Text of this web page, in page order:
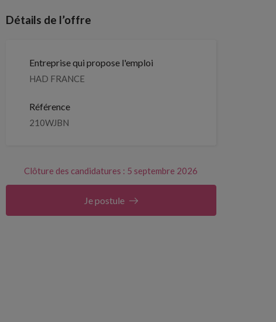
Détails de l’offre
Entreprise qui propose l'emploi
HAD FRANCE
Référence
210WJBN
Clôture des candidatures : 5 septembre 2026
Je postule